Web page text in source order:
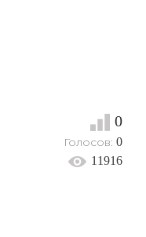
0
Голосов: 0
11916